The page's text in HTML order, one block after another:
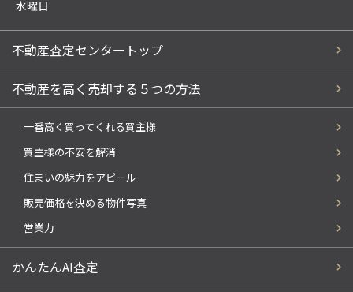
水曜日
不動産査定センタートップ
不動産を高く売却する５つの方法
一番高く買ってくれる買主様
買主様の不安を解消
住まいの魅力をアピール
販売価格を決める物件写真
営業力
かんたんAI査定